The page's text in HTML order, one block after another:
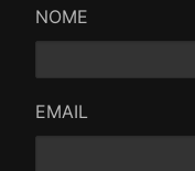
NOME
EMAIL